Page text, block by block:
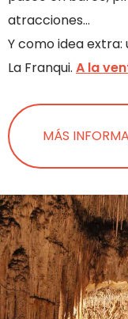
atracciones…
Y como idea
La Franqui. A la
MÁS